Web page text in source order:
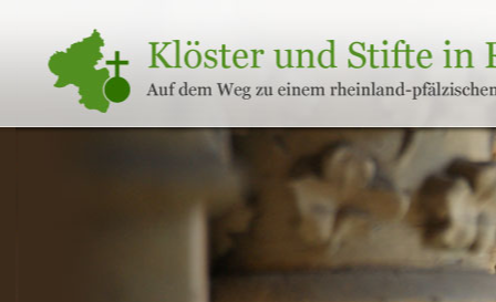
Klöster
und
Stifte
in
Rheinland-